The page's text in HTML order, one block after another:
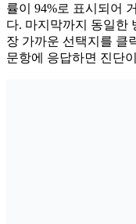
률이 94%로 표시되어
다. 마지막까지 동일한
장 가까운 선택지를 클
문항에 응답하면 진단